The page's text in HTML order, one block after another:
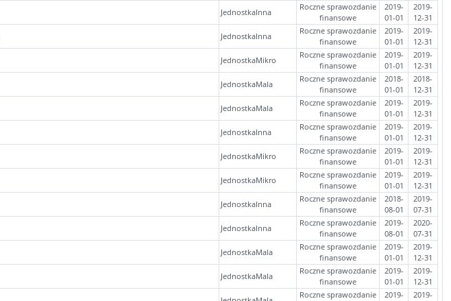
JednostkaInna
Roczne sprawozdanie
finansowe
2019-
01-01
2019-
12-31
JednostkaInna
Roczne sprawozdanie
finansowe
2019-
01-01
2019-
12-31
JednostkaMikro
Roczne sprawozdanie
finansowe
2019-
01-01
2019-
12-31
JednostkaMala
Roczne sprawozdanie
finansowe
2018-
01-01
2018-
12-31
JednostkaMala
Roczne sprawozdanie
finansowe
2019-
01-01
2019-
12-31
JednostkaInna
Roczne sprawozdanie
finansowe
2019-
01-01
2019-
12-31
JednostkaMikro
Roczne sprawozdanie
finansowe
2019-
01-01
2019-
12-31
JednostkaMikro
Roczne sprawozdanie
finansowe
2019-
01-01
2019-
12-31
JednostkaInna
Roczne sprawozdanie
finansowe
2018-
08-01
2019-
07-31
JednostkaInna
Roczne sprawozdanie
finansowe
2019-
08-01
2020-
07-31
JednostkaMala
Roczne sprawozdanie
finansowe
2019-
01-01
2019-
12-31
JednostkaMala
Roczne sprawozdanie
finansowe
2019-
01-01
2019-
12-31
Roczne sprawozdanie
2019-
2019-